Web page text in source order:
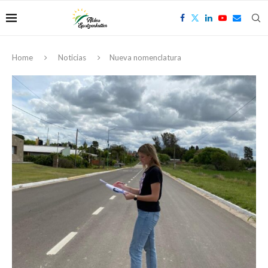
Home Noticias Nueva nomenclatura